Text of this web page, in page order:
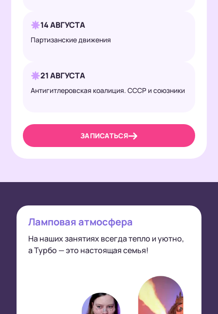
14 АВГУСТА
Партизанские движения
21 АВГУСТА
Антигитлеровская коалиция. СССР и союзники
ЗАПИСАТЬСЯ
Ламповая атмосфера
На наших занятиях всегда тепло и уютно,
а Турбо — это настоящая семья!